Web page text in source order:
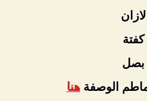
لازان
كفتة
بصل
الوصفةهنا